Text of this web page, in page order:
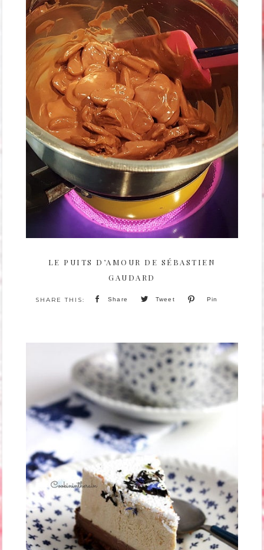
LE PUITS D’AMOUR DE SÉBASTIEN
GAUDARD
Share Tweet Pin